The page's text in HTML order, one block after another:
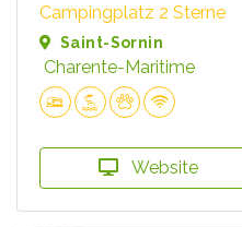
Campingplatz 2 Sterne
Saint-Sornin
Charente-Maritime
Website